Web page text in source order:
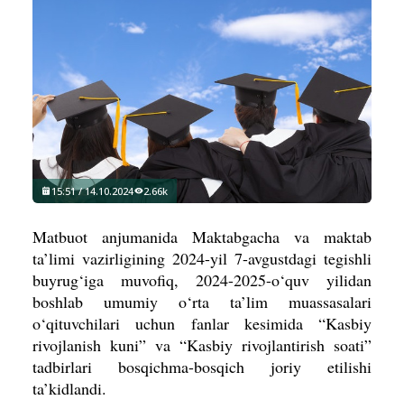
15:51 / 14.10.2024 2.66k
Matbuot anjumanida Maktabgacha va maktab
ta’limi vazirligining 2024-yil 7-avgustdagi tegishli
buyrug‘iga muvofiq, 2024-2025-o‘quv yilidan
boshlab umumiy o‘rta ta’lim muassasalari
o‘qituvchilari uchun fanlar kesimida “Kasbiy
rivojlanish kuni” va “Kasbiy rivojlantirish soati”
tadbirlari bosqichma-bosqich joriy etilishi
ta’kidlandi.